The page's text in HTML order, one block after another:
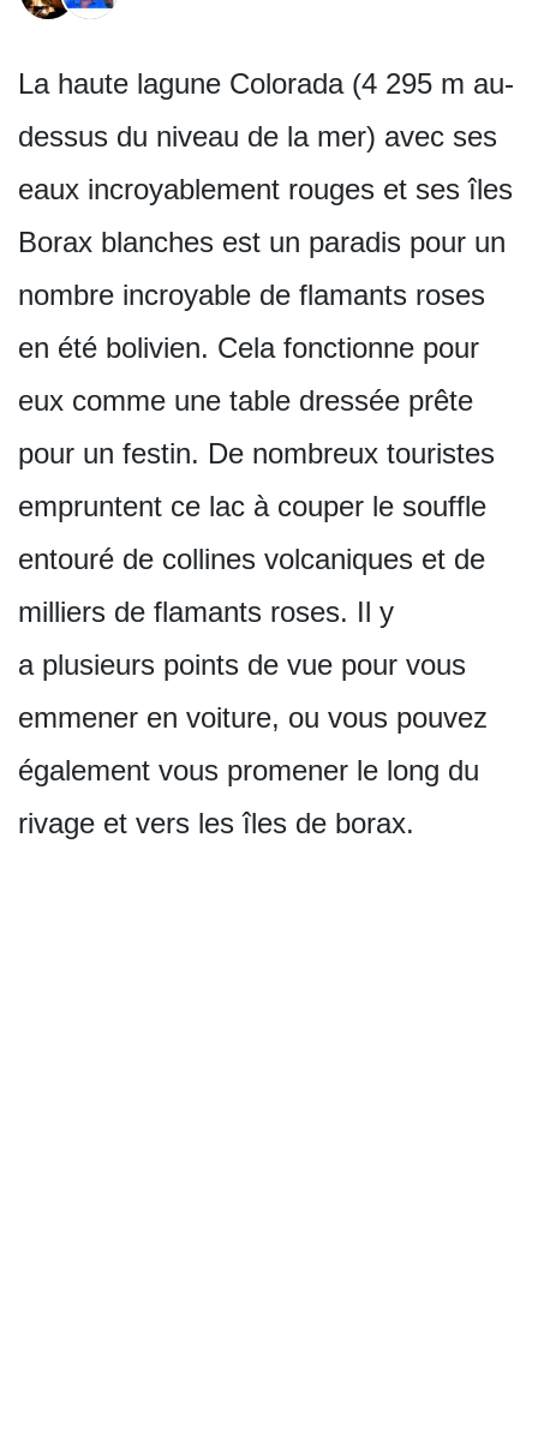
La haute lagune Colorada (4 295 m au-
dessus du niveau de la mer) avec ses
eaux incroyablement rouges et ses îles
Borax blanches est un paradis pour un
nombre incroyable de flamants roses
en été bolivien. Cela fonctionne pour
eux comme une table dressée prête
pour un festin. De nombreux touristes
empruntent ce lac à couper le souffle
entouré de collines volcaniques et de
milliers de flamants roses. Il y
a plusieurs points de vue pour vous
emmener en voiture, ou vous pouvez
également vous promener le long du
rivage et vers les îles de borax.